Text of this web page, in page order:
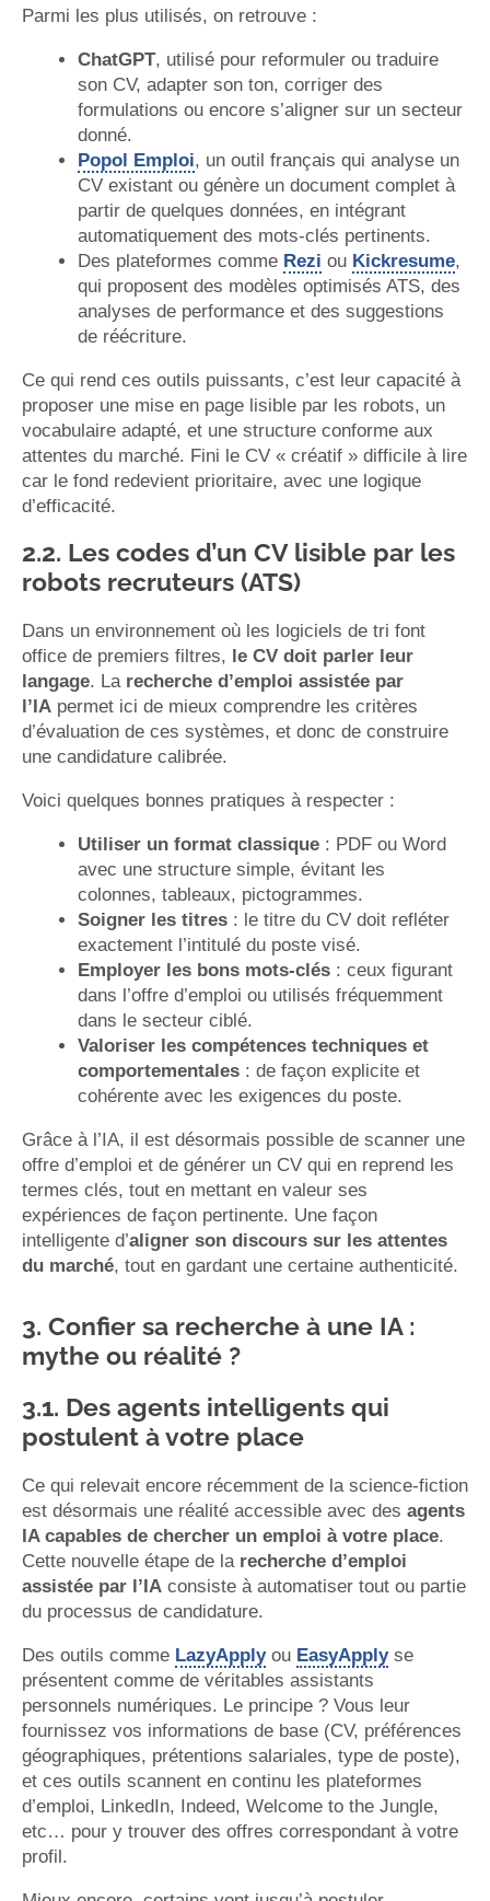
Parmi les plus utilisés, on retrouve :
ChatGPT, utilisé pour reformuler ou traduire
son CV, adapter son ton, corriger des
formulations ou encore s’aligner sur un secteur
donné.
Popol Emploi, un outil français qui analyse un
CV existant ou génère un document complet à
partir de quelques données, en intégrant
automatiquement des mots-clés pertinents.
Des plateformes comme Rezi ou Kickresume,
qui proposent des modèles optimisés ATS, des
analyses de performance et des suggestions
de réécriture.
Ce qui rend ces outils puissants, c’est leur capacité à
proposer une mise en page lisible par les robots, un
vocabulaire adapté, et une structure conforme aux
attentes du marché. Fini le CV « créatif » difficile à lire
car le fond redevient prioritaire, avec une logique
d’efficacité.
2.2. Les codes d’un CV lisible par les
robots recruteurs (ATS)
Dans un environnement où les logiciels de tri font
office de premiers filtres, le CV doit parler leur
langage. La recherche d’emploi assistée par
l’IA permet ici de mieux comprendre les critères
d’évaluation de ces systèmes, et donc de construire
une candidature calibrée.
Voici quelques bonnes pratiques à respecter :
Utiliser un format classique : PDF ou Word
avec une structure simple, évitant les
colonnes, tableaux, pictogrammes.
Soigner les titres : le titre du CV doit refléter
exactement l’intitulé du poste visé.
Employer les bons mots-clés : ceux figurant
dans l’offre d’emploi ou utilisés fréquemment
dans le secteur ciblé.
Valoriser les compétences techniques et
comportementales : de façon explicite et
cohérente avec les exigences du poste.
Grâce à l’IA, il est désormais possible de scanner une
offre d’emploi et de générer un CV qui en reprend les
termes clés, tout en mettant en valeur ses
expériences de façon pertinente. Une façon
intelligente d’aligner son discours sur les attentes
du marché, tout en gardant une certaine authenticité.
3. Confier sa recherche à une IA :
mythe ou réalité ?
3.1. Des agents intelligents qui
postulent à votre place
Ce qui relevait encore récemment de la science-fiction
est désormais une réalité accessible avec des agents
IA capables de chercher un emploi à votre place.
Cette nouvelle étape de la recherche d’emploi
assistée par l’IA consiste à automatiser tout ou partie
du processus de candidature.
Des outils comme LazyApplyou EasyApplyse
présentent comme de véritables assistants
personnels numériques. Le principe ? Vous leur
fournissez vos informations de base (CV, préférences
géographiques, prétentions salariales, type de poste),
et ces outils scannent en continu les plateformes
d’emploi, LinkedIn, Indeed, Welcome to the Jungle,
etc… pour y trouver des offres correspondant à votre
profil.